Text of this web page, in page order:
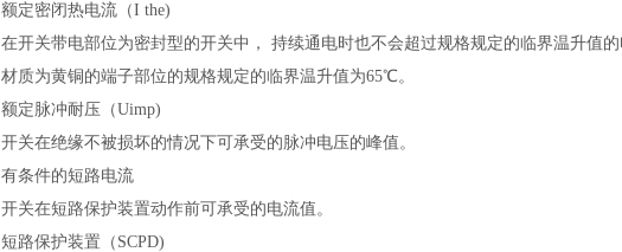
额定密闭热电流（I the)
在开关带电部位为密封型的开关中， 持续通电时也不会超过规格规定的临界温升值
材质为黄铜的端子部位的规格规定的临界温升值为65℃。
额定脉冲耐压（Uimp)
开关在绝缘不被损坏的情况下可承受的脉冲电压的峰值。
有条件的短路电流
开关在短路保护装置动作前可承受的电流值。
短路保护装置（SCPD)